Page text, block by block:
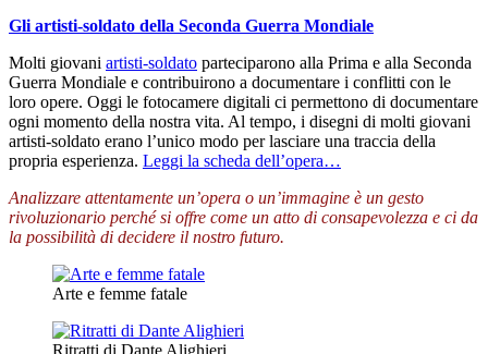
Gli artisti-soldato della Seconda Guerra Mondiale
Molti giovani artisti-soldato parteciparono alla Prima e alla Seconda
Guerra Mondiale e contribuirono a documentare i conflitti con le
loro opere. Oggi le fotocamere digitali ci permettono di documentare
ogni momento della nostra vita. Al tempo, i disegni di molti giovani
artisti-soldato erano l’unico modo per lasciare una traccia della
propria esperienza. Leggi la scheda dell’opera…
Analizzare attentamente un’opera o un’immagine è un gesto
rivoluzionario perché si offre come un atto di consapevolezza e ci da
la possibilità di decidere il nostro futuro.
Arte e femme fatale